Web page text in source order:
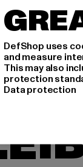
DefShop uses
and measure
This may also
protection
Data protection